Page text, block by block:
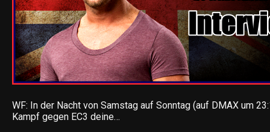
WF: In der Nacht von Samstag auf Sonntag (auf DMAX um
Kampf gegen EC3 deine…